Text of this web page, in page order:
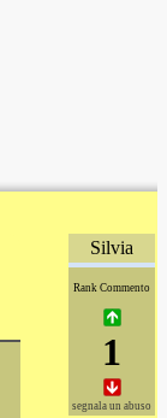
Silvia
Rank Commento
1
segnala un abuso